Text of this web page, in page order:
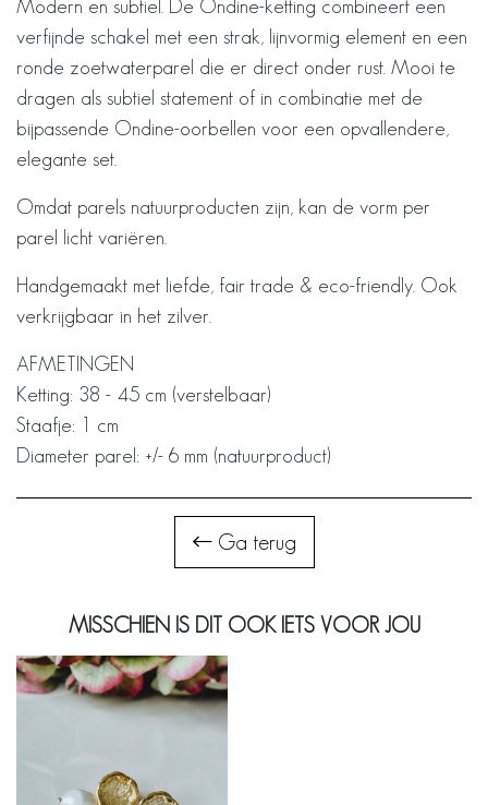
Modern en subtiel. De Ondine-ketting combineert een
verfijnde schakel met een strak, lijnvormig element en een
ronde zoetwaterparel die er direct onder rust. Mooi te
dragen als subtiel statement of in combinatie met de
bijpassende Ondine-oorbellen voor een opvallendere,
elegante set.
Omdat parels natuurproducten zijn, kan de vorm per
parel licht variëren.
Handgemaakt met liefde, fair trade & eco-friendly. Ook
verkrijgbaar in het zilver.
AFMETINGEN
Ketting: 38 - 45 cm (verstelbaar)
Staafje: 1 cm
Diameter parel: +/- 6 mm (natuurproduct)
Ga terug
MISSCHIEN IS DIT OOK IETS VOOR JOU